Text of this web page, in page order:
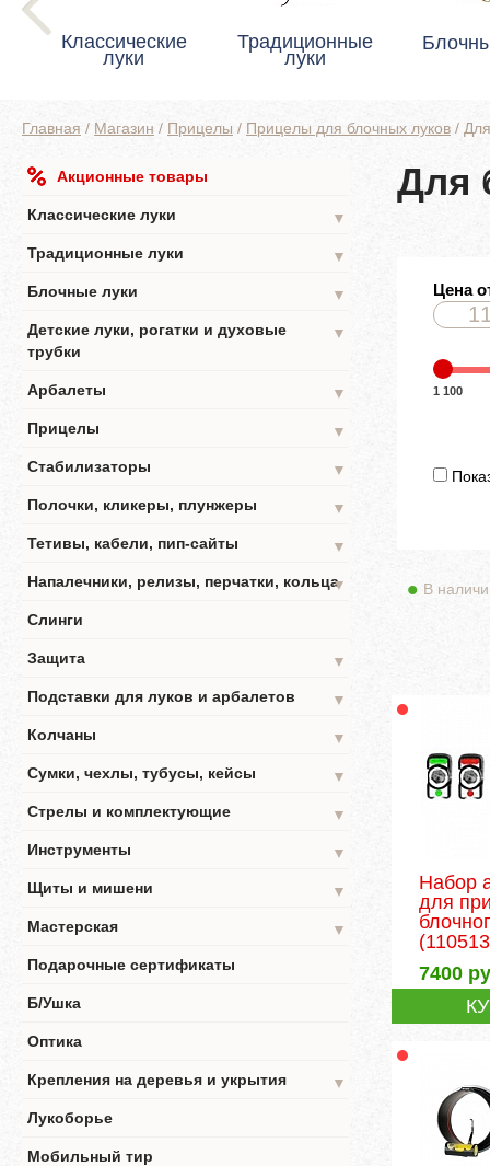
Классические
луки
Традиционные
луки
Главная / Магазин / Прицелы / Прицелы для блочных луков /
Акционные товары
Классические луки
▼
Традиционные луки
▼
Блочные луки
▼
Детские луки, рогатки и духовые
трубки
▼
Арбалеты
▼
Прицелы
▼
Стабилизаторы
▼
Полочки, кликеры, плунжеры
▼
Тетивы, кабели, пип-сайты
▼
Напалечники, релизы, перчатки, кольца▼
Слинги
Защита
▼
Подставки для луков и арбалетов
▼
Колчаны
▼
Сумки, чехлы, тубусы, кейсы
▼
Стрелы и комплектующие
▼
Инструменты
▼
Щиты и мишени
▼
Мастерская
▼
Подарочные сертификаты
Б/Ушка
Оптика
Крепления на деревья и укрытия
▼
Лукоборье
Мобильный тир
Для
Цена
1 100
В
Набор
для
7400